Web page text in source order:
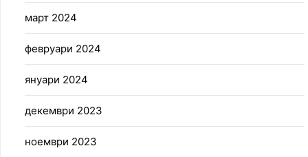
март 2024
февруари 2024
януари 2024
декември 2023
ноември 2023